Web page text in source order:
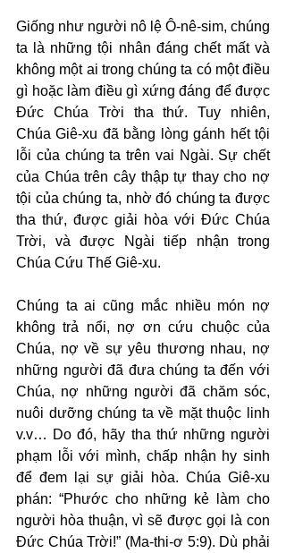
Giống như người nô lệ Ô-nê-sim, chúng
ta là những tội nhân đáng chết mất và
không một ai trong chúng ta có một điều
gì hoặc làm điều gì xứng đáng để được
Đức Chúa Trời tha thứ. Tuy nhiên,
Chúa Giê-xu đã bằng lòng gánh hết tội
lỗi của chúng ta trên vai Ngài. Sự chết
của Chúa trên cây thập tự thay cho nợ
tội của chúng ta, nhờ đó chúng ta được
tha thứ, được giải hòa với Đức Chúa
Trời, và được Ngài tiếp nhận trong
Chúa Cứu Thế Giê-xu.
Chúng ta ai cũng mắc nhiều món nợ
không trả nổi, nợ ơn cứu chuộc của
Chúa, nợ về sự yêu thương nhau, nợ
những người đã đưa chúng ta đến với
Chúa, nợ những người đã chăm sóc,
nuôi dưỡng chúng ta về mặt thuộc linh
v.v… Do đó, hãy tha thứ những người
phạm lỗi với mình, chấp nhận hy sinh
để đem lại sự giải hòa. Chúa Giê-xu
phán: “Phước cho những kẻ làm cho
người hòa thuận, vì sẽ được gọi là con
Đức Chúa Trời!” (Ma-thi-ơ 5:9). Dù phải